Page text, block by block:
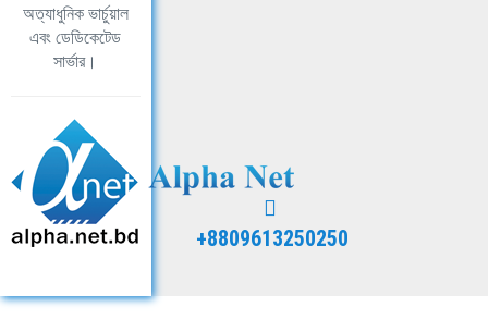
অত্যাধুনিক ভার্চুয়াল
এবং ডেডিকেটেড
সার্ভার।
+8809613250250